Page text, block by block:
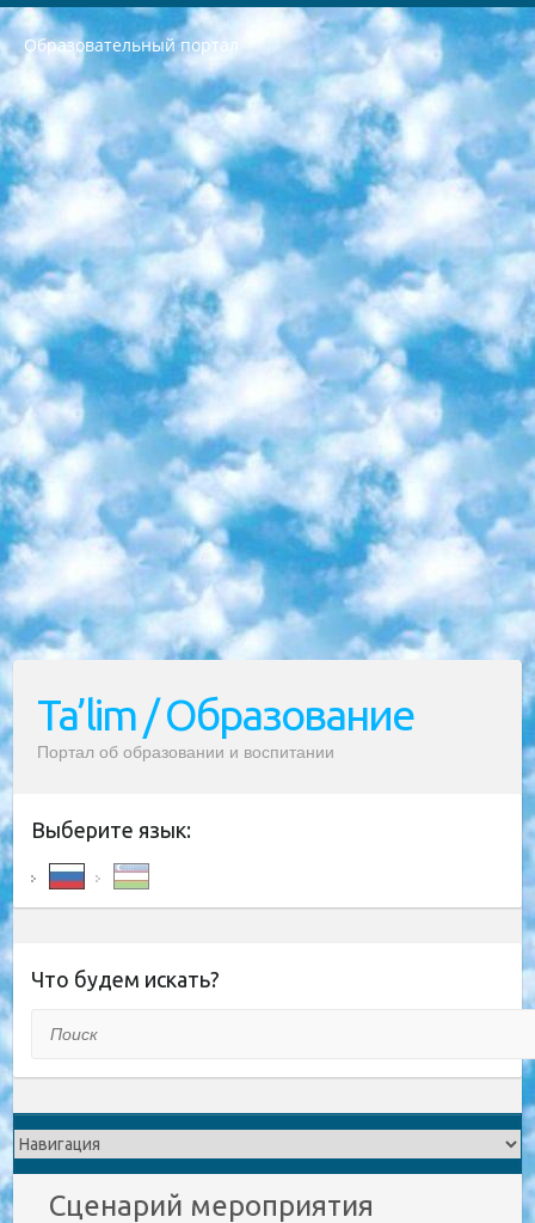
Образовательный портал
РЕСПУБЛИКА УЗБЕКИСТАН МИНИСТРЕРСТВО ДОШКОЛЬНОГО И ШКОЛЬНОГО ОБРАЗОВАНИЯ КОМАНДА в общеобразовательных учреждениях в 2023-2024 учебном году организация и проведение итоговой государственной аттестации обучающихся о Министра дошкольного и школьного образования Республики Узбекистан от 4 марта 2008 года (постановлением Минюста от 20 марта 2008 года № 1778 государственной регистрации) «Итоговое состояние учащихся общего среднего образования на основании положения об утверждении положения об аттестации общего среднего образования выпускной экзамен студентов в образовательных учреждениях в 2023-2024 учебном году В целях организации и прохождения аттестации приказываю: 1. Следующее: перечень предметов, по которым будет проводиться итоговая государственная аттестация и экзамен формы перевода согласно приложению 1; сертификаты международного образца, оценивающие уровень владения иностранными языками перечень согласно приложению 2; 2. Педагогический при специализированных образовательных учреждениях. научно-практический центр квалификации и международной оценки (Д.Давидова) 2024 г. До 25 марта: задания по предметам, по которым будет проводиться итоговая аттестация разработка и утверждение технических условий; итоговая аттестация на основании разработанного предметного задания разработка вопросов по предметам (устно и письменно), экзамен передача; общеобразовательные средние школы и специальные учебные заведения учащиеся выпускных классов школ и интернатов в агентской системе подготовка базы данных экзаменационных материалов и критериев оценки; перевод базы экзаменационных материалов на все языки обучения подать в Республиканский образовательный центр для изготовления; варианты экзаменов на основе разработанных контрольных материалов пусть будут поставлены задачи формирования. 3. Республиканский образовательный центр (Ш.Худайкулов) до 5 апреля 2024 года. до: база данных предоставленных экзаменационных материалов на все языки обучения перевод и экспертиза; для слепых, слабовидящих, глухих, слабослышащих и умственно отсталых детей учащиеся выпускных классов специализированных школ и школ-интернатов база данных экзаменационных материалов на всех преподаваемых языках подготовка критериев оценки; специализированные школы для умственно отсталых детей и технологии для учащихся выпускных классов школ-интернатов разработка соответствующих рекомендаций и критериев проведения ЕГЭ по естествознанию давать задания. 4. Педагогический при специализированных образовательных учреждениях. Научно-практический центр навыков и международной оценки (Д.Давидова), Республика образовательный центр (Худайкулов Ш.) итоговый государственный аттестационный экзамен ориентирован на творческое и логическое мышление при подготовке базы материалов учитывать введение заданий. 5. Следует отметить, что: сертификат государственного образца о знании общеобразовательного предмета и как минимум национальный уровень B1 по предметам на иностранных языках, указанным в Приложении 2. или международно признанный сертификат эквивалентного уровня студенты, изучающие определенный предмет, освобождаются от экзамена; по соответствующим предметам запланирована итоговая государственная аттестация за день до дня, путем жеребьевки Рабочей группой (в письменной форме по предметам, проводимым в форме) из числа сформированных вариантов выбрано 2 варианта; 2 выбранных варианта экзамена анонсированы на официальном сайте министерства и все выпускники по всей стране на основе этих вариантов проводит итоговую государственную аттестацию. 6. Государственное образование учащихся средних общеобразовательных учреждений. знания в соответствии с квалификационными требованиями, которые необходимо приобрести на основании стандартов итоговый (выпускной) контроль для 9 и 11 классов в целях тестирования Экзамены (далее – экзамены) состоят из предметов, перечисленных в приложении 1. будет сделано. 7. Экзамены пройдут с 26 мая по 15 июня 2024 г. (кроме науки физического воспитания). 8. Физическая для учащихся 9 классов общесредних образовательных учреждений. Экзамены по предмету «Образование, квалификация медицина» 1-6 мая 2024 года. сотрудники перевести под присмотр (с отклонениями в физическом или умственном развитии) специализированная школа для детей, школы-интернаты и со сколиозом школы-интернаты санаторного типа для больных детей исключены). 9. Он был слепым, слабовидящим и имел нарушения опорно-двигательного аппарата. экзамены в специализированных школах и интернатах для детей должны проводиться исходя из требований, предъявляемых к общеобразовательным учреждениям (физкультура кроме науки). 10. Специализированная школа для глухих и слабослышащих детей. и экзамены в интернатах и быть реализован в виде письменного теста по математике. 11. Специальность для умственно отсталых детей. Для 9 класса Родной язык и литературное письмо Государственный язык (язык обучения – узбекский). для неклассов) написано Математическое письмо Письменная/устная история Узбекистана Физическое воспитание практично Итоговый контроль Для 11 класса Написание родного языка и литературы (эссе) Математическое письмо Узбекский язык (обучение на узбекском языке) не посещающее общее среднее образование для учреждений)/Образовательное учреждение выбор письменный и устный Иностранный язык письменный/устный Письменная/устная история Узбекистана *По выбору студента:  Химия  Физика  Основы государственного права  География 10 бесплатных образовательных ресурсов - Мы составили подборку онлайн-проектов с интерактивными упражнениями, видеолекциями и статьями. Они помогут вам обрести новые и освежить старые знания бесплатно. 1. «ИНТУИТ» Старейшая образовательная площадка Рунета. Здесь вы найдёте сотни текстовых и видеокурсов на десятки различных тем — от программирования до психологии. Многие курсы подготовлены российскими университетами и крупными международными компаниями вроде Intel и Microsoft. Самостоятельное обучение бесплатное, но желающие могут оплатить услуги персональных наставников. 2. «Смартия» знакомит с актуальными профессиями и подсказывает, как им обучаться. Выбрав заинтересовавшую вас специальность — SMM-специалист, фотограф, веб-дизайнер или другую, — увидите список необходимых для неё умений. Чтобы вы могли освоить их самостоятельно, для каждого умения площадка отображает подборку ссылок на учебные материалы. Хотя «Смартия» ориентируется на русскоязычную аудиторию, часть контента всё же доступна только на английском. 3. «Лекторий Физтеха» Проект Московского физико-технического института (Физтеха). С его помощью вы можете смотреть онлайн серии лекций, записанные на видео в этом вузе. В числе доступных предметов — физика, биология, химия, информационные технологии и другие. К некоторым лекциям администрация ресурса прилагает готовые конспекты, которые можно скачивать в PDF-формате. 4. ITMOcourses Онлайн-площадка Санкт-Петербургского национального исследовательского университета информационных технологий, механики и оптики (ИТМО). Ресурс предоставляет свободный доступ к курсам, разработанным в этом вузе. Каталог материалов разбит на четыре категории: «Оптические системы и технологии», «Приборостроение и робототехника», «Информационные технологии» и «Биотехнологии». Курсы состоят из видеолекций, интерактивных демонстраций и заданий. 5. «КиберЛенинка» Электронная научная библиотека открытого доступа. Каталог площадки регулярно обрастает текстами статей из различных научных изданий. Сгруппированные по журналам и рубрикам публикации можно читать онлайн или скачивать целиком в PDF-формате. Проект нацелен на популяризацию науки за счёт открытого доступа к качественной информации. 6. «ПостНаука» На этом ресурсе публикуют подборки видеолекций, составленные экспертами из разных отраслей и объединённые общими темами. Среди них, к примеру, есть серии «Биоинформатика и геномика», «Культура средневековой Скандинавии» и Cinema Studies о теории кино. Каждая подборка лекций — логически связанная история, рассказанная экспертом от первого лица. Кроме того, на сайте появляются научно-образовательные статьи и тесты на разные темы. 7. «Newочём» Команда проекта «Newочём» отбирает самые интересные тексты из англоязычных СМИ и переводит те из них, за которые голосуют участники сообщества «ВКонтакте». По большей части это научно-популярные статьи. Редакторы придумывают лишь заголовки, в остальном содержание переводов соответствует оригиналам. Полные тексты можно читать прямо в социальной сети. 8. InternetUrok Онлайн-база материалов по основным дисциплинам школьной программы. Информация на сайте структурирована по классам, предметам и темам (урокам). Каждый урок состоит из видеолекций и конспектов. Есть также интерактивные тренажёры и тесты для закрепления пройденного материала. Даже если вы давно окончили школу, возможность повторить программу старших классов всегда может пригодиться. 9. Edutainme Ещё один ресурс об образовании. В отличие от Newtonew, как мне кажется, Edutainme больше ориентируется на представителей индустрии: педагогов, предпринимателей, разработчиков образовательных проектов. Но и любой, кто просто стремится к саморазвитию, найдёт на сайте много полезного и интересного для себя. Например, информацию о новых курсах и образовательных сервисах. 10. Newtonew Онлайн-медиа об образовании и обучении в широком смысле. Авторы Newtonew пишут об инструментах, заведениях, тактиках и стратегиях, которые помогают учить других и получать новые знания самостоятельно. На этой площадке вы найдёте новости, обзоры, аналитические мат
Ta’lim / Образование
Портал об образовании и воспитании
Выберите язык:
Что будем искать?
Сценарий мероприятия